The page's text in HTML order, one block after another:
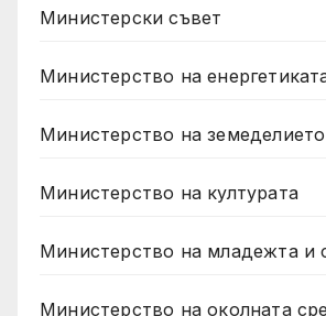
Министерски съвет
Министерство на
Министерство на
Министерство на културата
Министерство на младежта и
Министерство на околната